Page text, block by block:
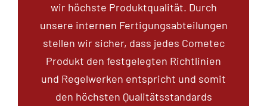
wir höchste Produktqualität. Durch
unsere internen Fertigungsabteilungen
stellen wir sicher, dass jedes Cometec
Produkt den festgelegten Richtlinien
und Regelwerken entspricht und somit
den höchsten Qualitätsstandards